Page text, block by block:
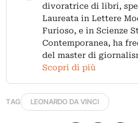
divoratrice di libri,
Laureata in Lettere
Furioso, e in Scienze
Contemporanea, ha
del master di
Scopri di più
TAG LEONARDO DA VINCI